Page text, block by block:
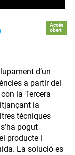
Accés
obert
d’un
a partir del
la Tercera
la
tècniques
pogut
producte i
La solució es